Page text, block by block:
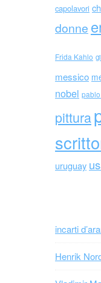
capolavori
donne
Frida Kahlo
messico
nobel
pittura
uruguay
incarti
Henrik